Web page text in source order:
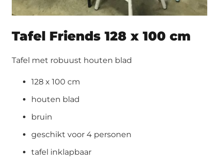
Tafel Friends 128 x 100 cm
Tafel met robuust houten blad
128 x 100 cm
houten blad
bruin
geschikt voor 4 personen
tafel inklapbaar